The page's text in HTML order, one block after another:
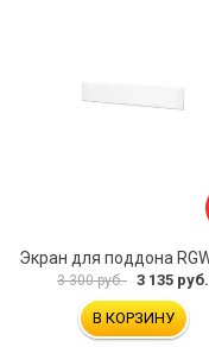
3 300 руб. 3 135 руб.
В КОРЗИНУ